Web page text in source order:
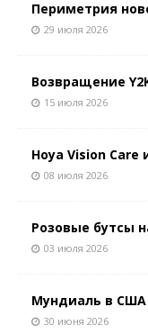
Периметрия
29 июля 2026
Возвращение
15 июля 2026
Hoya Vision Care
08 июля 2026
Розовые бутсы
03 июля 2026
Мундиаль в США
30 июня 2026